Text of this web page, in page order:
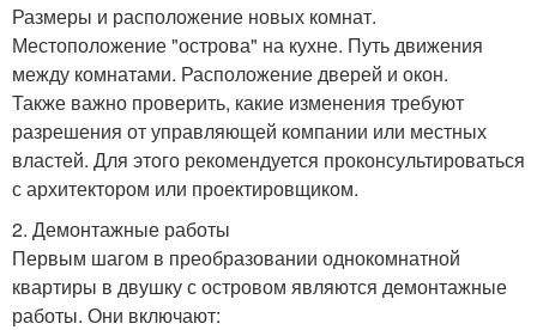
Размеры и расположение новых комнат.
Местоположение "острова" на кухне. Путь движения
между комнатами. Расположение дверей и окон.
Также важно проверить, какие изменения требуют
разрешения от управляющей компании или местных
властей. Для этого рекомендуется проконсультироваться
с архитектором или проектировщиком.
2. Демонтажные работы
Первым шагом в преобразовании однокомнатной
квартиры в двушку с островом являются демонтажные
работы. Они включают: